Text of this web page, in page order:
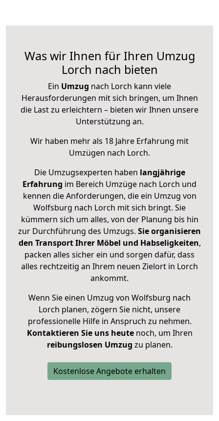
Was wir Ihnen für Ihren Umzug
Lorch nach bieten
Ein Umzug nach Lorch kann viele
Herausforderungen mit sich bringen, um Ihnen
die Last zu erleichtern – bieten wir Ihnen unsere
Unterstützung an.
Wir haben mehr als 18 Jahre Erfahrung mit
Umzügen nach Lorch.
Die Umzugsexperten haben langjährige
Erfahrung im Bereich Umzüge nach Lorch und
kennen die Anforderungen, die ein Umzug von
Wolfsburg nach Lorch mit sich bringt. Sie
kümmern sich um alles, von der Planung bis hin
zur Durchführung des Umzugs. Sie organisieren
den Transport Ihrer Möbel und Habseligkeiten,
packen alles sicher ein und sorgen dafür, dass
alles rechtzeitig an Ihrem neuen Zielort in Lorch
ankommt.
Wenn Sie einen Umzug von Wolfsburg nach
Lorch planen, zögern Sie nicht, unsere
professionelle Hilfe in Anspruch zu nehmen.
Kontaktieren Sie uns heutenoch, um Ihren
reibungslosen Umzug zu planen.
Kostenlose Angebote erhalten